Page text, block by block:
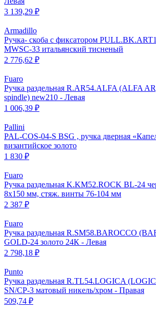
3 139,29 ₽
Armadillo
Ручка- скоба с фиксатором
MWSC-33 итальянский тисненый
2 776,62 ₽
Fuaro
Ручка раздельная R.AR54.ALFA (ALFA
spindle) new210 - Левая
1 006,39 ₽
Pallini
PAL-COS-04-S BSG , ручка дверная
византийское золото
1 830 ₽
Fuaro
Ручка раздельная K.KM52.ROCK BL-24
8х150 мм, стяж. винты 76-104 мм
2 387 ₽
Fuaro
Ручка раздельная R.SM58.BAROCCO
GOLD-24 золото 24К - Левая
2 798,18 ₽
Punto
Ручка раздельная R.TL54.LOGICA
SN/CP-3 матовый никель/хром - Правая
509,74 ₽